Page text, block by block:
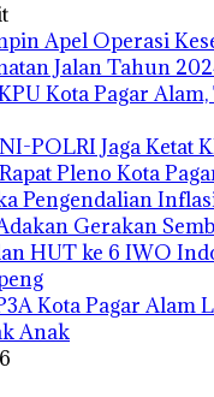
Apel Operasi
Jalan Tahun
Kota Pagar
POLRI Jaga Ketat
Pleno Kota
Pengendalian
Gerakan
HUT ke 6 IWO
Kota Pagar Alam
Anak